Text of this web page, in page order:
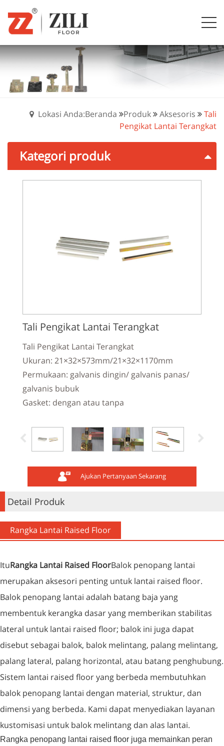
Lokasi Anda:Beranda Produk Aksesoris
Tali
Pengikat Lantai Terangkat
Kategori produk
Tali Pengikat Lantai Terangkat
Tali Pengikat Lantai Terangkat
Ukuran: 21×32×573mm/21×32×1170mm
Permukaan: galvanis dingin/ galvanis panas/
galvanis bubuk
Gasket: dengan atau tanpa
Ajukan Pertanyaan Sekarang
Detail Produk
Rangka Lantai Raised Floor
ItuRangka Lantai Raised FloorBalok penopang lantai
merupakan aksesori penting untuk lantai raised floor.
Balok penopang lantai adalah batang baja yang
membentuk kerangka dasar yang memberikan stabilitas
lateral untuk lantai raised floor; balok ini juga dapat
disebut sebagai balok, balok melintang, palang melintang,
palang lateral, palang horizontal, atau batang penghubung.
Sistem lantai raised floor yang berbeda membutuhkan
balok penopang lantai dengan material, struktur, dan
dimensi yang berbeda. Kami dapat menyediakan layanan
kustomisasi untuk balok melintang dan alas lantai.
Rangka penopang lantai raised floor juga memainkan peran